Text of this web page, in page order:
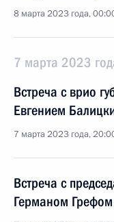
8 марта 2023 года,
7 марта 2023
Встреча с врио
Евгением
7 марта 2023 года,
Встреча с
Германом Грефом